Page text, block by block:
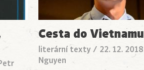
Cesta do Vietnamu
literární texty / 22. 12. 2018
Nguyen